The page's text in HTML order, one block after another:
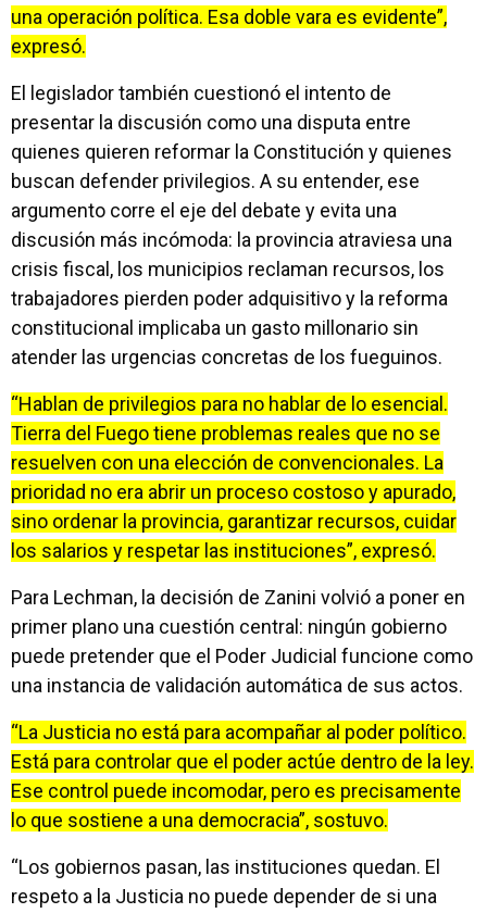
una operación política. Esa doble vara es evidente”,
expresó.
El legislador también cuestionó el intento de
presentar la discusión como una disputa entre
quienes quieren reformar la Constitución y quienes
buscan defender privilegios. A su entender, ese
argumento corre el eje del debate y evita una
discusión más incómoda: la provincia atraviesa una
crisis fiscal, los municipios reclaman recursos, los
trabajadores pierden poder adquisitivo y la reforma
constitucional implicaba un gasto millonario sin
atender las urgencias concretas de los fueguinos.
“Hablan de privilegios para no hablar de lo esencial.
Tierra del Fuego tiene problemas reales que no se
resuelven con una elección de convencionales. La
prioridad no era abrir un proceso costoso y apurado,
sino ordenar la provincia, garantizar recursos, cuidar
los salarios y respetar las instituciones”, expresó.
Para Lechman, la decisión de Zanini volvió a poner en
primer plano una cuestión central: ningún gobierno
puede pretender que el Poder Judicial funcione como
una instancia de validación automática de sus actos.
“La Justicia no está para acompañar al poder político.
Está para controlar que el poder actúe dentro de la ley.
Ese control puede incomodar, pero es precisamente
lo que sostiene a una democracia”, sostuvo.
“Los gobiernos pasan, las instituciones quedan. El
respeto a la Justicia no puede depender de si una